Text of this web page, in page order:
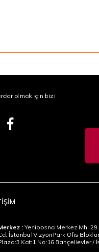
olmak için bizi
: Yenibosna Merkez Mh. 29
İstanbul VizyonPark Ofis
Kat:1 No:16 Bahçelievler /